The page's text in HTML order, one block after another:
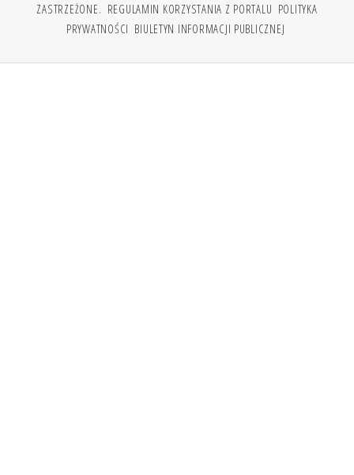
ZASTRZEŻONE. REGULAMIN KORZYSTANIA Z PORTALU POLITYKA
PRYWATNOŚCI BIULETYN INFORMACJI PUBLICZNEJ